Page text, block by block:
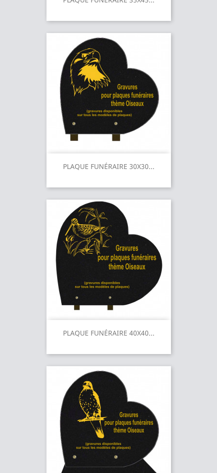
PLAQUE FUNÉRAIRE 30X30...
PLAQUE FUNÉRAIRE 40X40...